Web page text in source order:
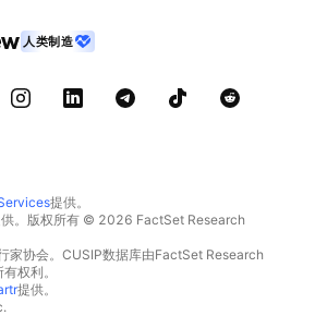
人类制造
提供。
。版权所有 © 2026 FactSet Research
协会。CUSIP数据库由FactSet Research
权利。
提供。